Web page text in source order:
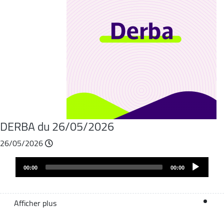
DERBA du 26/05/2026
00:00
00:00
Afficher plus